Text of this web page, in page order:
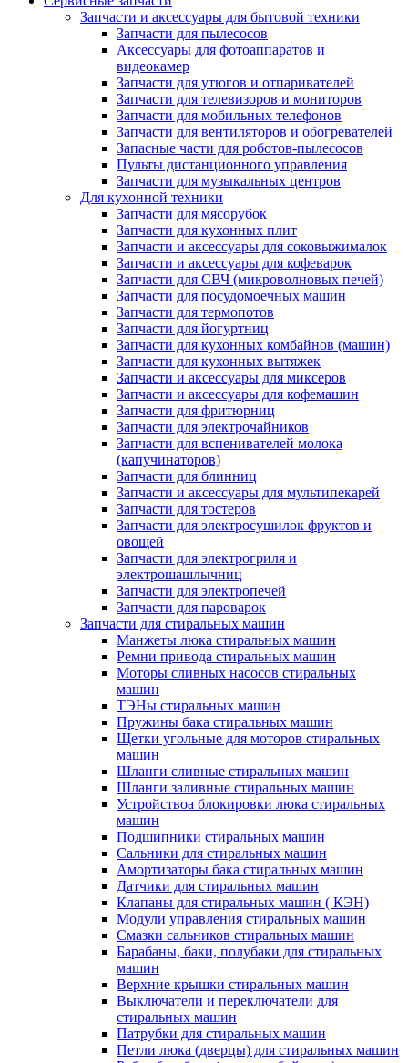
Запчасти и аксессуары для бытовой техники
Запчасти для пылесосов
Аксессуары для фотоаппаратов и
видеокамер
Запчасти для утюгов и отпаривателей
Запчасти для телевизоров и мониторов
Запчасти для мобильных телефонов
Запчасти для вентиляторов и обогревателей
Запасные части для роботов-пылесосов
Пульты дистанционного управления
Запчасти для музыкальных центров
Для кухонной техники
Запчасти для мясорубок
Запчасти для кухонных плит
Запчасти и аксессуары для соковыжималок
Запчасти и аксессуары для кофеварок
Запчасти для СВЧ (микроволновых печей)
Запчасти для посудомоечных машин
Запчасти для термопотов
Запчасти для йогуртниц
Запчасти для кухонных комбайнов (машин)
Запчасти для кухонных вытяжек
Запчасти и аксессуары для миксеров
Запчасти и аксессуары для кофемашин
Запчасти для фритюрниц
Запчасти для электрочайников
Запчасти для вспенивателей молока
(капучинаторов)
Запчасти для блинниц
Запчасти и аксессуары для мультипекарей
Запчасти для тостеров
Запчасти для электросушилок фруктов и
овощей
Запчасти для электрогриля и
электрошашлычниц
Запчасти для электропечей
Запчасти для пароварок
Запчасти для стиральных машин
Манжеты люка стиральных машин
Ремни привода стиральных машин
Моторы сливных насосов стиральных
машин
ТЭНы стиральных машин
Пружины бака стиральных машин
Щетки угольные для моторов стиральных
машин
Шланги сливные стиральных машин
Шланги заливные стиральных машин
Устройствоа блокировки люка стиральных
машин
Подшипники стиральных машин
Сальники для стиральных машин
Амортизаторы бака стиральных машин
Датчики для стиральных машин
Клапаны для стиральных машин ( КЭН)
Модули управления стиральных машин
Смазки сальников стиральных машин
Барабаны, баки, полубаки для стиральных
машин
Верхние крышки стиральных машин
Выключатели и переключатели для
стиральных машин
Патрубки для стиральных машин
Петли люка (дверцы) для стиральных машин